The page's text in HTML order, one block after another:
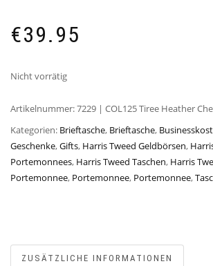
€39.95
Nicht vorrätig
Artikelnummer:7229 | COL125 Tiree Heather
Kategorien: Brieftasche, Brieftasche,
Geschenke,Gifts, Harris Tweed Geldbörsen,
Portemonnees, Harris Tweed Taschen, Harris
Portemonnee, Portemonnee, Portemonnee,
ZUSÄTZLICHE INFORMATIONEN